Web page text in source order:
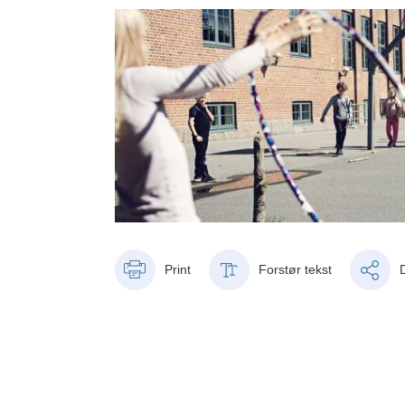
Print Forstør tekst